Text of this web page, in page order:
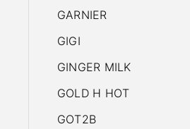
GARNIER
GIGI
GINGER MILK
GOLD H HOT
GOT2B